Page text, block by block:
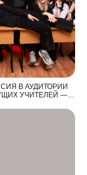
В АУДИТОРИИ
УЧИТЕЛЕЙ —